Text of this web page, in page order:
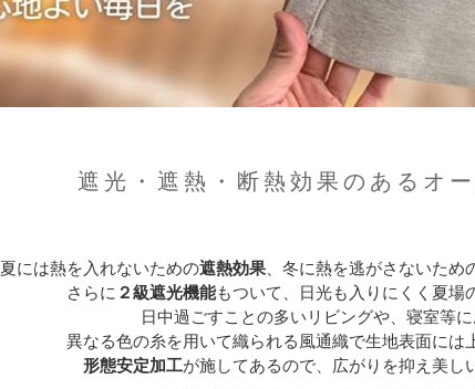
遮光・遮熱・断熱効果のあるオ
夏には熱を入れないための遮熱効果、冬に熱を逃がさないため
さらに ２級遮光機能もついて、日光も入りにくく夏場
日中過ごすことの多いリビングや、寝室等に
異なる色の糸を用いて織られる風通織で生地表面には
形態安定加工が施してあるので、広がりを抑え美し